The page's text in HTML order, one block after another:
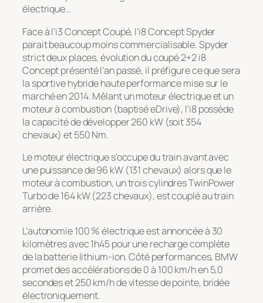
électrique…
Face à l’i3 Concept Coupé, l’i8 Concept Spyder
parait beaucoup moins commercialisable. Spyder
strict deux places, évolution du coupé 2+2 i8
Concept présenté l’an passé, il préfigure ce que sera
la sportive hybride haute performance mise sur le
marché en 2014. Mêlant un moteur électrique et un
moteur à combustion (baptisé eDrive), l’i8 possède
la capacité de développer 260 kW (soit 354
chevaux) et 550 Nm.
Le moteur électrique s’occupe du train avant avec
une puissance de 96 kW (131 chevaux) alors que le
moteur à combustion, un trois cylindres TwinPower
Turbo de 164 kW (223 chevaux), est couplé au train
arrière.
L’autonomie 100 % électrique est annoncée à 30
kilomètres avec 1h45 pour une recharge complète
de la batterie lithium-ion. Côté performances, BMW
promet des accélérations de 0 à 100 km/h en 5,0
secondes et 250 km/h de vitesse de pointe, bridée
électroniquement.